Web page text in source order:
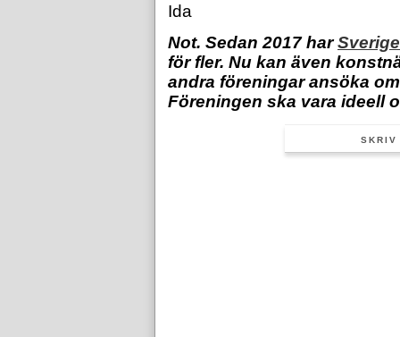
Ida
Not. Sedan 2017 har
för fler. Nu kan även
andra föreningar ansöka
Föreningen ska vara ideell
SKRIV